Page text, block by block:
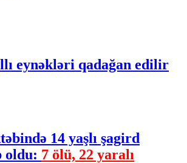
eynəkləri qadağan edilir
14 yaşlı şagird
oldu: 7 ölü, 22 yaralı